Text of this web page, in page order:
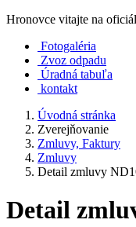
Hronovce vitajte na
Fotogaléria
Zvoz odpadu
Úradná tabuľa
kontakt
Úvodná stránka
Zverejňovanie
Zmluvy, Faktury
Zmluvy
Detail zmluvy
Detail